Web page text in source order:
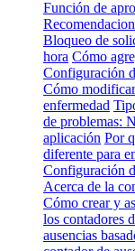
Función de
Bloqueo de
hora Cómo
Configuración
Cómo
enfermedad
de problemas:
aplicación Por
diferente para
Configuración
Acerca de la
Cómo crear y
los contadores
ausencias